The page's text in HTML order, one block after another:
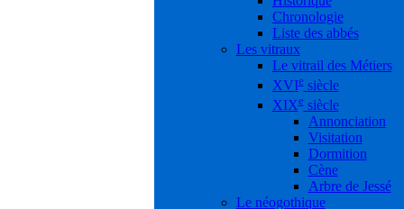
Chronologie
Liste des abbés
Les vitraux
Le vitrail des Métiers
XVIesiècle
XIXesiècle
Annonciation
Visitation
Dormition
Cène
Arbre de Jessé
Le néogothique